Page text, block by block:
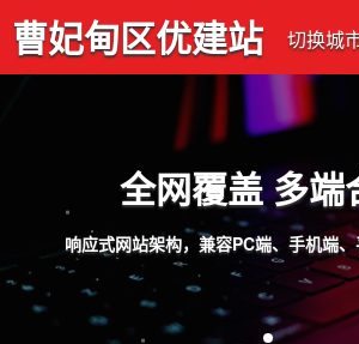
曹妃甸区优建站 切换城
全网覆盖 多端
响应式网站架构，兼容PC端、手机端